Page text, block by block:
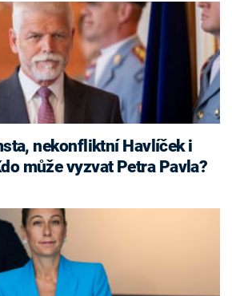
může vyzvat Petra Pavla?